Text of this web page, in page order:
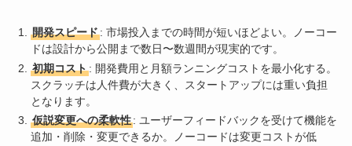
開発スピード: 市場投入までの時間が短いほどよい。ノーコー
ドは設計から公開まで数日〜数週間が現実的です。
初期コスト: 開発費用と月額ランニングコストを最小化する。
スクラッチは人件費が大きく、スタートアップには重い負担
となります。
仮説変更への柔軟性: ユーザーフィードバックを受けて機能を
追加・削除・変更できるか。ノーコードは変更コストが低